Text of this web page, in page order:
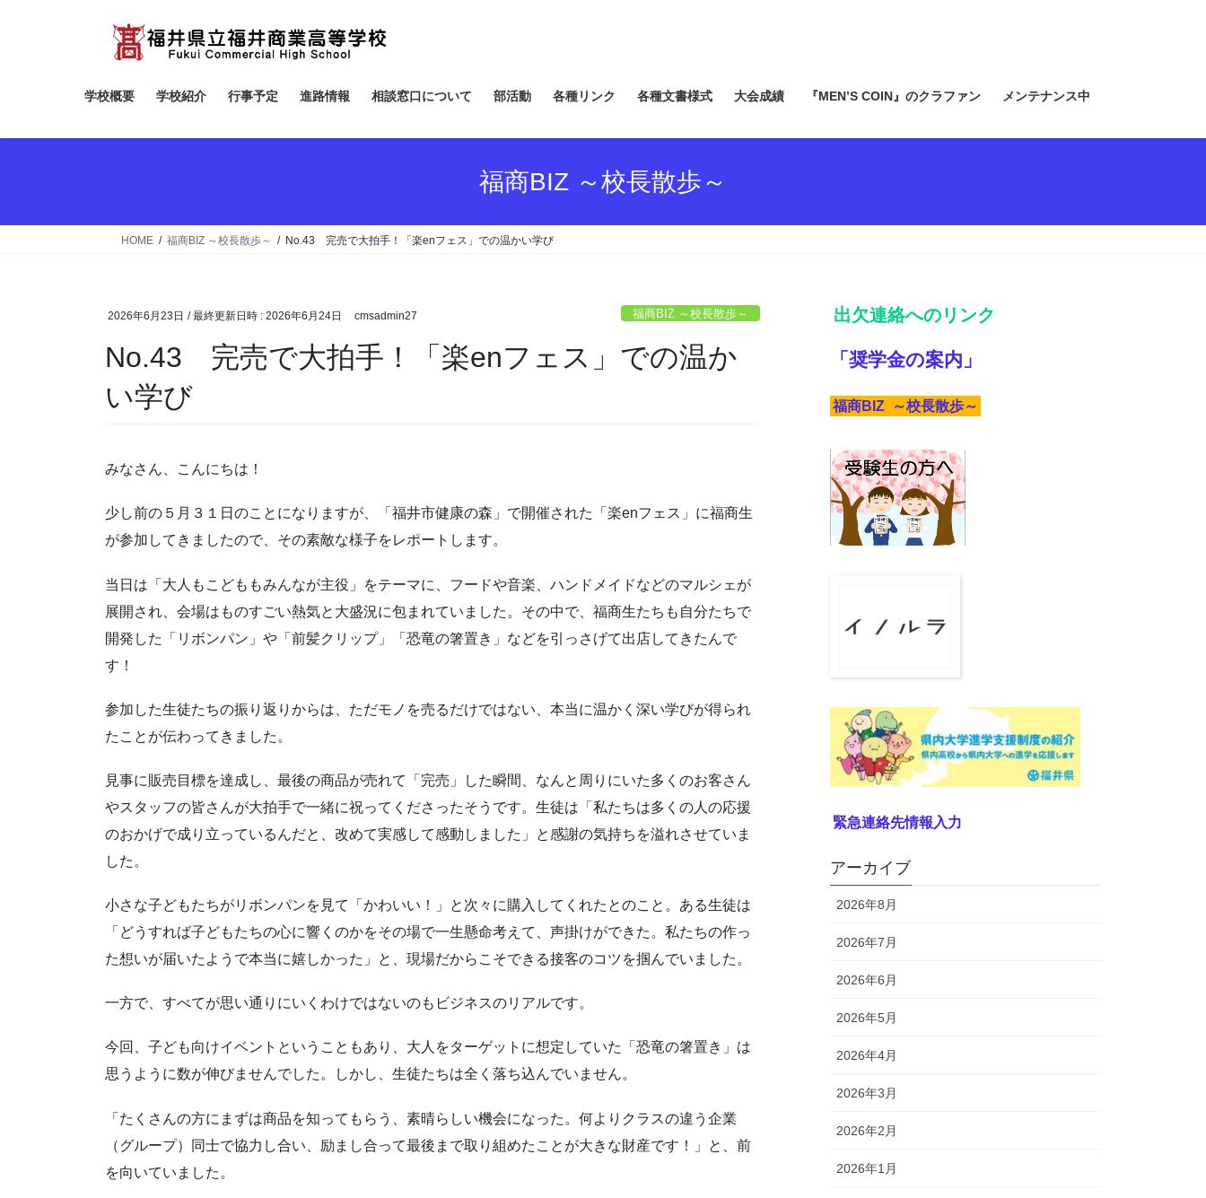
ス
ン
学校概要 学校紹介 行事予定 進路情報 相談窓口について 部活動 各種リンク 各種文書様式 大会成績 『MEN’S COIN』のクラファン メンテナンス中
福商BIZ ～校長散歩～
HOME 福商BIZ ～校長散歩～ No.43 完売で大拍手！「楽enフェス」での温かい学び
2026年6月23日 / 最終更新日時 : 2026年6月24日 cmsadmin27 福商BIZ ～校長散歩～
No.43 完売で大拍手！「楽enフェス」での温か
い学び
みなさん、こんにちは！
少し前の５月３１日のことになりますが、「福井市健康の森」で開催された「楽enフェス」に福商生
が参加してきましたので、その素敵な様子をレポートします。
当日は「大人もこどももみんなが主役」をテーマに、フードや音楽、ハンドメイドなどのマルシェが
展開され、会場はものすごい熱気と大盛況に包まれていました。その中で、福商生たちも自分たちで
開発した「リボンパン」や「前髪クリップ」「恐竜の箸置き」などを引っさげて出店してきたんで
す！
参加した生徒たちの振り返りからは、ただモノを売るだけではない、本当に温かく深い学びが得られ
たことが伝わってきました。
見事に販売目標を達成し、最後の商品が売れて「完売」した瞬間、なんと周りにいた多くのお客さん
やスタッフの皆さんが大拍手で一緒に祝ってくださったそうです。生徒は「私たちは多くの人の応援
のおかげで成り立っているんだと、改めて実感して感動しました」と感謝の気持ちを溢れさせていま
した。
小さな子どもたちがリボンパンを見て「かわいい！」と次々に購入してくれたとのこと。ある生徒は
「どうすれば子どもたちの心に響くのかをその場で一生懸命考えて、声掛けができた。私たちの作っ
た想いが届いたようで本当に嬉しかった」と、現場だからこそできる接客のコツを掴んでいました。
一方で、すべてが思い通りにいくわけではないのもビジネスのリアルです。
今回、子ども向けイベントということもあり、大人をターゲットに想定していた「恐竜の箸置き」は
思うように数が伸びませんでした。しかし、生徒たちは全く落ち込んでいません。
「たくさんの方にまずは商品を知ってもらう、素晴らしい機会になった。何よりクラスの違う企業
（グループ）同士で協力し合い、励まし合って最後まで取り組めたことが大きな財産です！」と、前
を向いていました。
出欠連絡へのリンク
「奨学金の案内」
福商BIZ ～校長散歩～
緊急連絡先情報入力
アーカイブ
2026年8月
2026年7月
2026年6月
2026年5月
2026年4月
2026年3月
2026年2月
2026年1月